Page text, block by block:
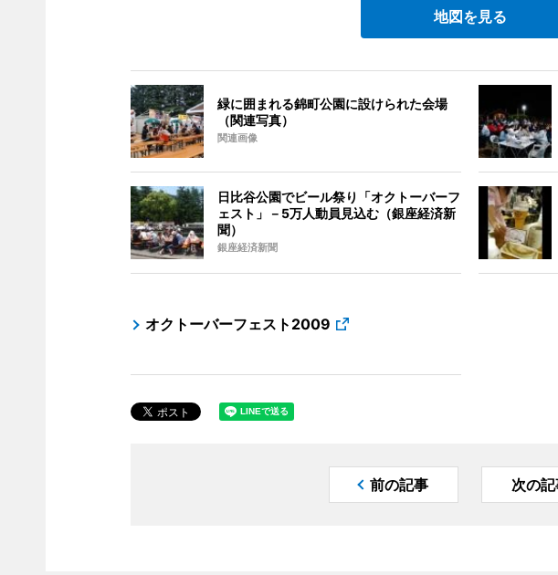
地図を見る
緑に囲まれる錦町公園に設けられた会場
（関連写真）
関連画像
日比谷公園でビール祭り「オクトーバーフ
ェスト」－5万人動員見込む（銀座経済新
聞）
銀座経済新聞
オクトーバーフェスト2009
前の記事 次の